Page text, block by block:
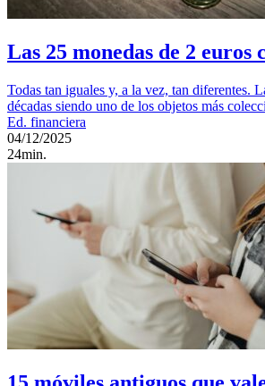
Las 25 monedas de 2 euros
Todas tan iguales y, a la vez, tan diferentes.
décadas siendo uno de los objetos más
Ed. financiera
04/12/2025
24min.